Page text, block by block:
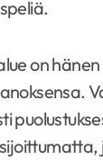
on hänen